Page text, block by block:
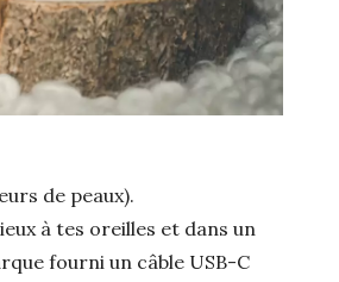
de peaux).
à tes oreilles et dans un
fourni un câble USB-C